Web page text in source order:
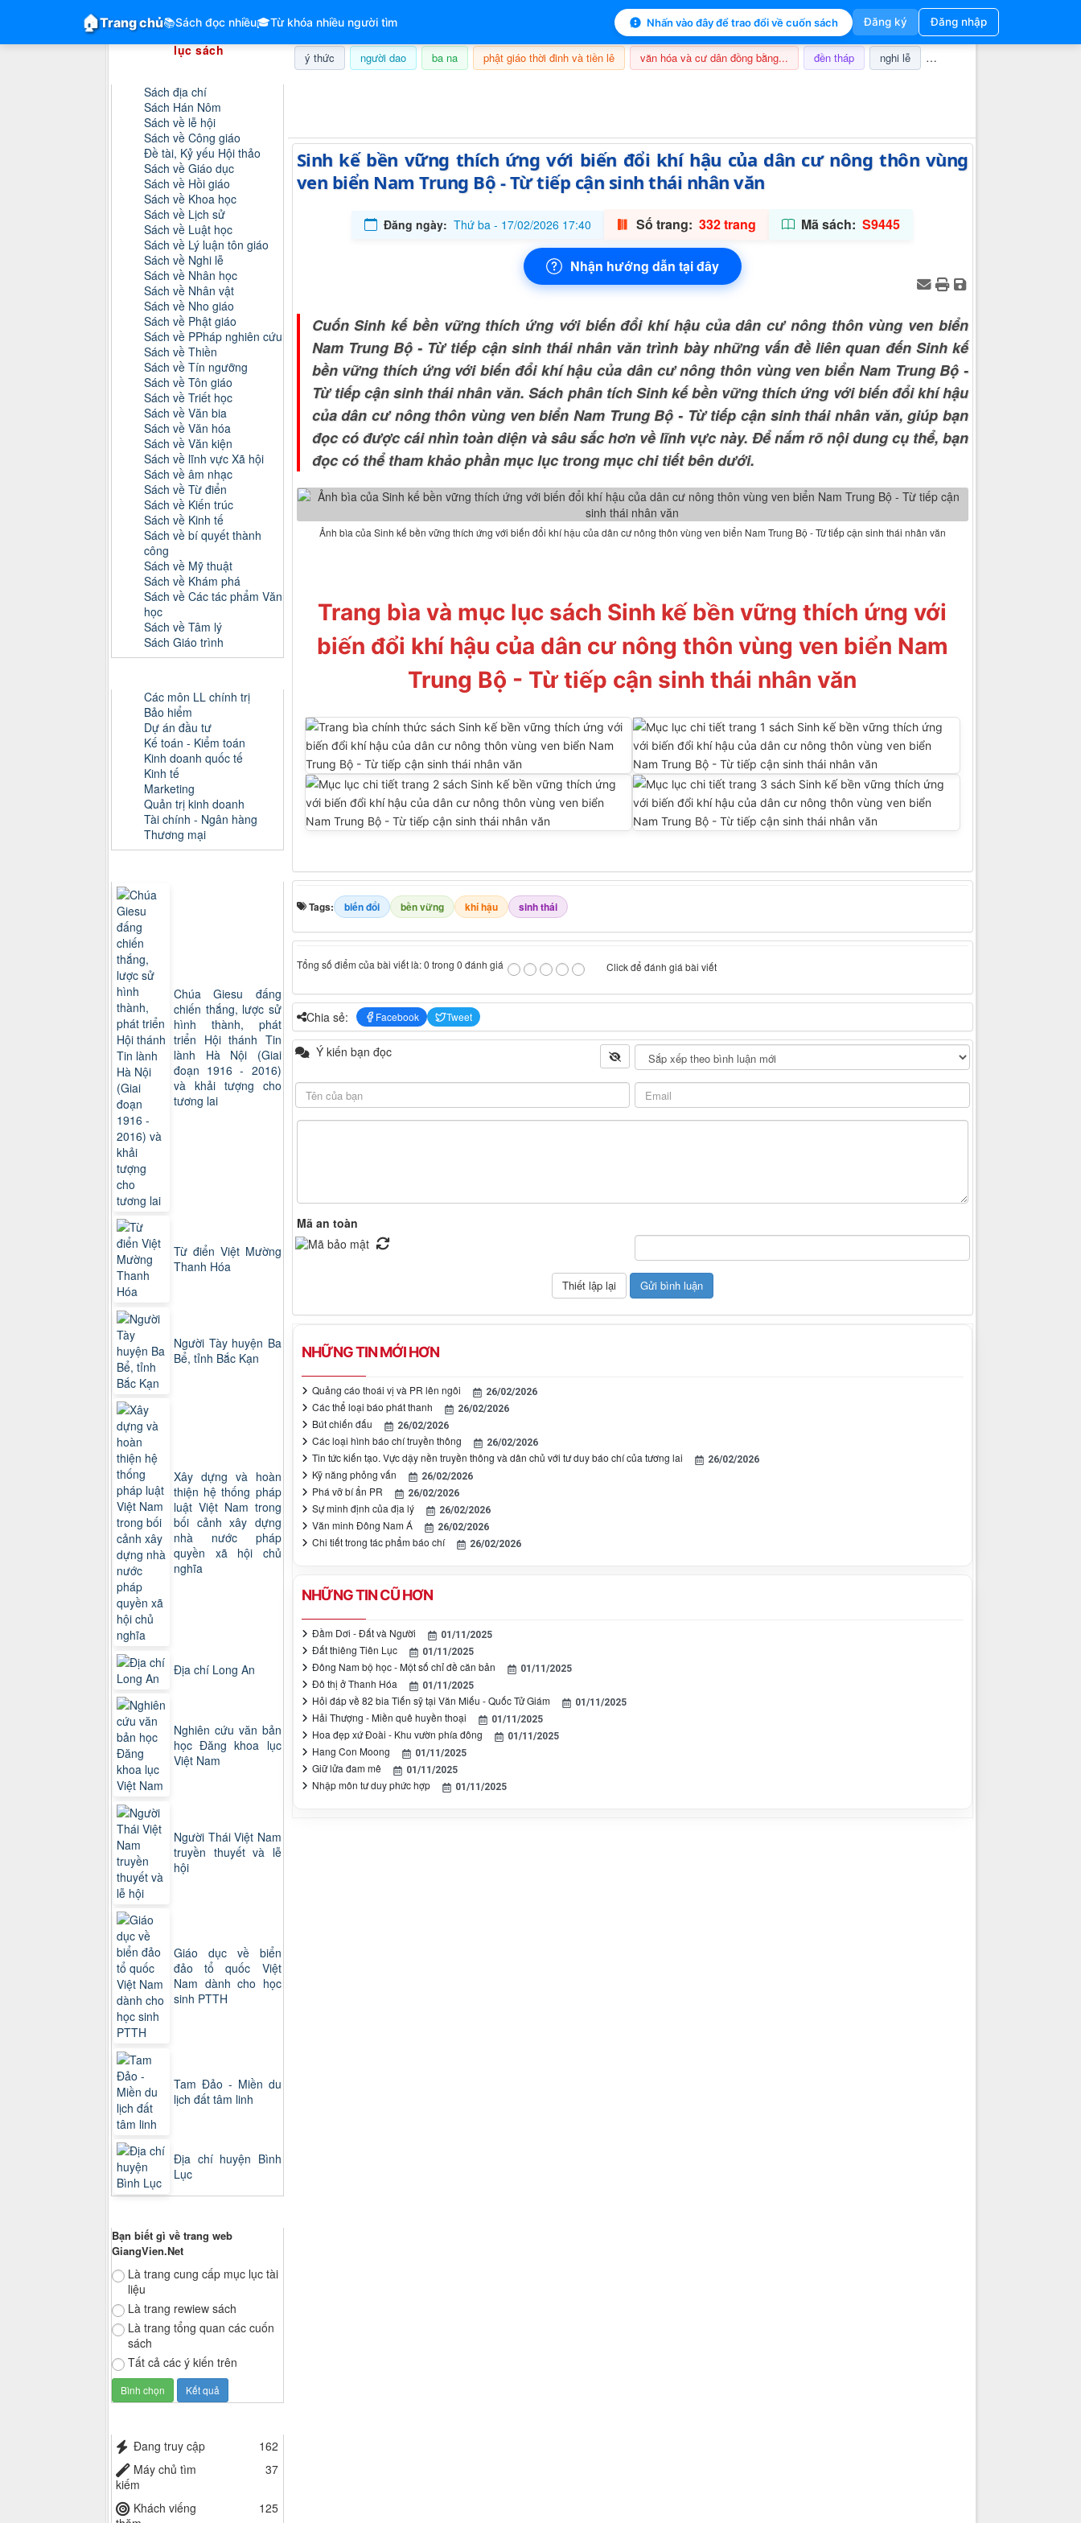
🏠Trang chủ📚Sách đọc nhiều🎓Từ khóa nhiều người tìm Nhấn vào đây để trao đổi về cuốn sách Đăng ký Đăng nhập
ý thức người dao ba na phật giáo thời đinh và tiền lê văn hóa và cư dân đồng bằng... đền tháp nghi lễ champa
Sinh kế bền vững thích ứng với biến đổi khí hậu của dân cư nông thôn vùng
ven biển Nam Trung Bộ - Từ tiếp cận sinh thái nhân văn
Đăng ngày: Thứ ba - 17/02/2026 17:40 Số trang: 332 trang Mã sách: S9445
Nhận hướng dẫn tại đây
Cuốn Sinh kế bền vững thích ứng với biến đổi khí hậu của dân cư nông thôn vùng ven biển
Nam Trung Bộ - Từ tiếp cận sinh thái nhân văn trình bày những vấn đề liên quan đến Sinh kế
bền vững thích ứng với biến đổi khí hậu của dân cư nông thôn vùng ven biển Nam Trung Bộ -
Từ tiếp cận sinh thái nhân văn. Sách phân tích Sinh kế bền vững thích ứng với biến đổi khí hậu
của dân cư nông thôn vùng ven biển Nam Trung Bộ - Từ tiếp cận sinh thái nhân văn, giúp bạn
đọc có được cái nhìn toàn diện và sâu sắc hơn về lĩnh vực này. Để nắm rõ nội dung cụ thể, bạn
đọc có thể tham khảo phần mục lục trong mục chi tiết bên dưới.
Ảnh bìa của Sinh kế bền vững thích ứng với biến đổi khí hậu của dân cư nông thôn vùng ven biển Nam Trung Bộ - Từ tiếp cận sinh thái nhân văn
Trang bìa và mục lục sách Sinh kế bền vững thích ứng với
biến đổi khí hậu của dân cư nông thôn vùng ven biển Nam
Trung Bộ - Từ tiếp cận sinh thái nhân văn
Tags: biến đổi bền vững khí hậu sinh thái
Tổng số điểm của bài viết là: 0 trong 0 đánh giá Click để đánh giá bài viết
Chia sẻ: Facebook Tweet
Ý kiến bạn đọc
Mã an toàn
NHỮNG TIN MỚI HƠN
Quảng cáo thoái vị và PR lên ngôi 26/02/2026
Các thể loại báo phát thanh 26/02/2026
Bút chiến đấu 26/02/2026
Các loại hình báo chí truyền thông 26/02/2026
Tin tức kiến tạo. Vực dậy nền truyền thông và dân chủ với tư duy báo chí của tương lai 26/02/2026
Kỹ năng phỏng vấn 26/02/2026
Phá vỡ bí ẩn PR 26/02/2026
Sự minh định của địa lý 26/02/2026
Văn minh Đông Nam Á 26/02/2026
Chi tiết trong tác phẩm báo chí 26/02/2026
NHỮNG TIN CŨ HƠN
Đầm Dơi - Đất và Người 01/11/2025
Đất thiêng Tiên Lục 01/11/2025
Đông Nam bộ học - Một số chỉ đề căn bản 01/11/2025
Đô thị ở Thanh Hóa 01/11/2025
Hỏi đáp về 82 bia Tiến sỹ tại Văn Miếu - Quốc Tử Giám 01/11/2025
Hải Thượng - Miền quê huyền thoại 01/11/2025
Hoa đẹp xứ Đoài - Khu vườn phía đông 01/11/2025
Hang Con Moong 01/11/2025
Giữ lửa đam mê 01/11/2025
Nhập môn tư duy phức hợp 01/11/2025
Hệ thống hóa tài liệu & mục
lục sách
Sách địa chí
Sách Hán Nôm
Sách về lễ hội
Sách về Công giáo
Đề tài, Kỷ yếu Hội thảo
Sách về Giáo dục
Sách về Hồi giáo
Sách về Khoa học
Sách về Lịch sử
Sách về Luật học
Sách về Lý luận tôn giáo
Sách về Nghi lễ
Sách về Nhân học
Sách về Nhân vật
Sách về Nho giáo
Sách về Phật giáo
Sách về PPháp nghiên cứu
Sách về Thiền
Sách về Tín ngưỡng
Sách về Tôn giáo
Sách về Triết học
Sách về Văn bia
Sách về Văn hóa
Sách về Văn kiện
Sách về lĩnh vực Xã hội
Sách về âm nhạc
Sách về Từ điển
Sách về Kiến trúc
Sách về Kinh tế
Sách về bí quyết thành
công
Sách về Mỹ thuật
Sách về Khám phá
Sách về Các tác phẩm Văn
học
Sách về Tâm lý
Sách Giáo trình
Các môn LL chính trị
Bảo hiểm
Dự án đầu tư
Kế toán - Kiểm toán
Kinh doanh quốc tế
Kinh tế
Marketing
Quản trị kinh doanh
Tài chính - Ngân hàng
Thương mại
Chúa Giesu đấng
chiến thắng, lược sử
hình thành, phát
triển Hội thánh Tin
lành Hà Nội (Giai
đoạn 1916 - 2016)
và khải tượng cho
tương lai
Từ điển Việt Mường
Thanh Hóa
Người Tày huyện Ba
Bể, tỉnh Bắc Kạn
Xây dựng và hoàn
thiện hệ thống pháp
luật Việt Nam trong
bối cảnh xây dựng
nhà nước pháp
quyền xã hội chủ
nghĩa
Địa chí Long An
Nghiên cứu văn bản
học Đăng khoa lục
Việt Nam
Người Thái Việt Nam
truyền thuyết và lễ
hội
Giáo dục về biển
đảo tổ quốc Việt
Nam dành cho học
sinh PTTH
Tam Đảo - Miền du
lịch đất tâm linh
Địa chí huyện Bình
Lục
Bạn biết gì về trang web
GiangVien.Net
Là trang cung cấp mục lục tài
liệu
Là trang rewiew sách
Là trang tổng quan các cuốn
sách
Tất cả các ý kiến trên
Đang truy cập
162
Máy chủ tìm
kiếm
37
Khách viếng
125